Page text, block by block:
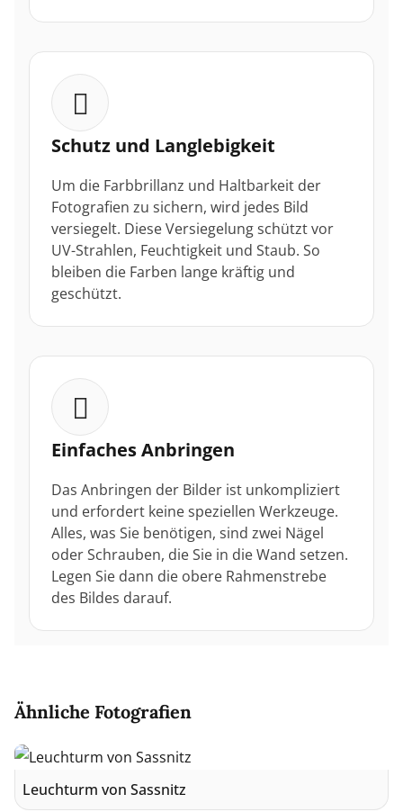
Schutz und Langlebigkeit
Um die Farbbrillanz und Haltbarkeit der
Fotografien zu sichern, wird jedes Bild
versiegelt. Diese Versiegelung schützt vor
UV-Strahlen, Feuchtigkeit und Staub. So
bleiben die Farben lange kräftig und
geschützt.
Einfaches Anbringen
Das Anbringen der Bilder ist unkompliziert
und erfordert keine speziellen Werkzeuge.
Alles, was Sie benötigen, sind zwei Nägel
oder Schrauben, die Sie in die Wand setzen.
Legen Sie dann die obere Rahmenstrebe
des Bildes darauf.
Ähnliche Fotografien
Leuchturm von Sassnitz